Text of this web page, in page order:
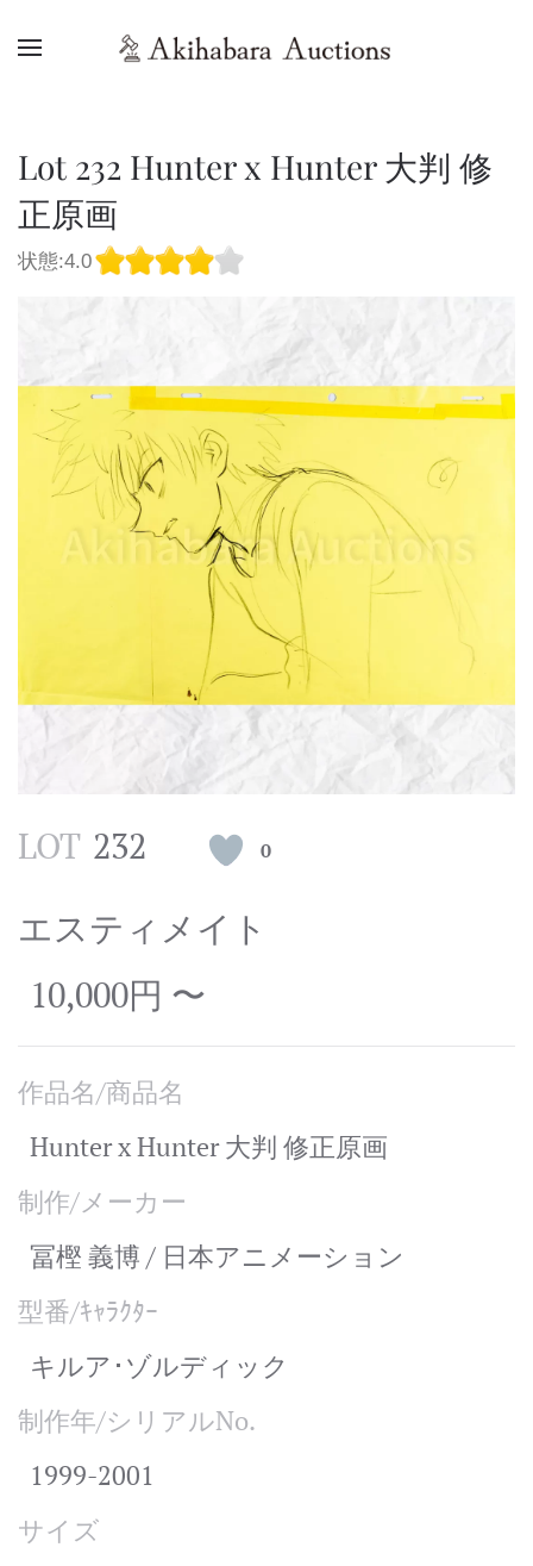
Lot 232 Hunter x Hunter 大判 修
正原画
状態:4.0
LOT 232 0
エスティメイト
10,000円 〜
作品名/商品名
Hunter x Hunter 大判 修正原画
制作/メーカー
冨樫 義博 / 日本アニメーション
型番/ｷｬﾗｸﾀｰ
キルア･ゾルディック
制作年/シリアルNo.
1999-2001
サイズ